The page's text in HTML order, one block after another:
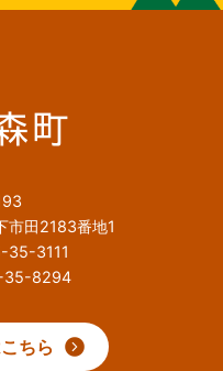
市田2183番地1
35-3111
35-8294
ちら